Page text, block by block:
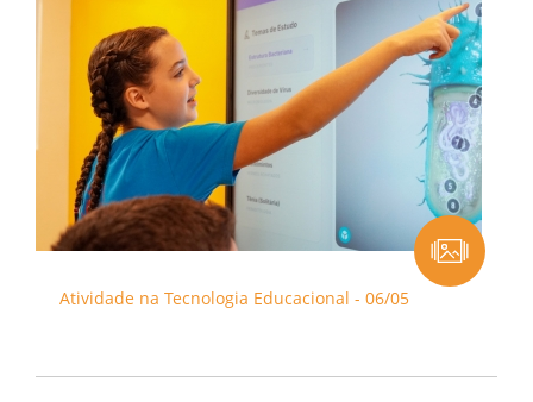
Atividade na Tecnologia Educacional - 06/05